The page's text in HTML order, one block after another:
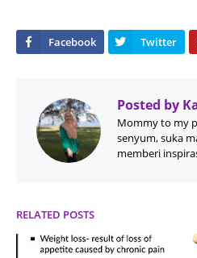
Posted by
Mommy to my
senyum, suka
memberi
RELATED POSTS